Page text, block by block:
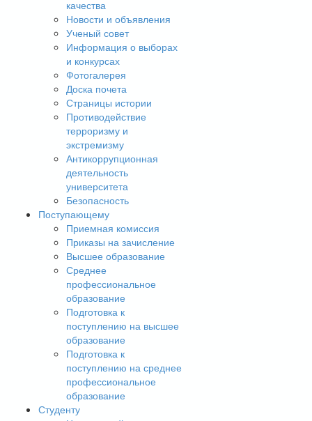
качества
Новости и объявления
Ученый совет
Информация о выборах
и конкурсах
Фотогалерея
Доска почета
Страницы истории
Противодействие
терроризму и
экстремизму
Антикоррупционная
деятельность
университета
Безопасность
Поступающему
Приемная комиссия
Приказы на зачисление
Высшее образование
Среднее
профессиональное
образование
Подготовка к
поступлению на высшее
образование
Подготовка к
поступлению на среднее
профессиональное
образование
Студенту